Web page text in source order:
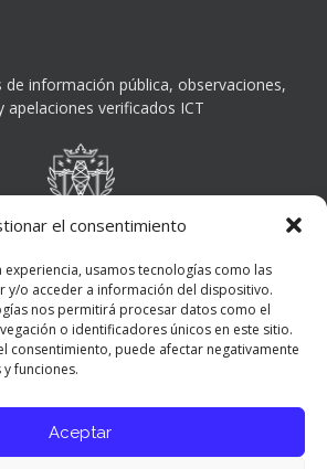
el consentimiento
experiencia, usamos tecnologías como las
y/o acceder a información del dispositivo.
nos permitirá procesar datos como el
o identificadores únicos en este sitio.
consentimiento, puede afectar negativamente
funciones.
Aceptar
de información pública, observaciones,
apelaciones verificados ICT